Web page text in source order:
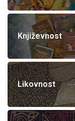
Književnost
Likovnost